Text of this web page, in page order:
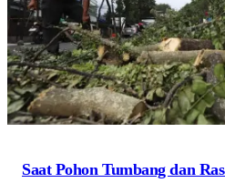
Saat Pohon Tumbang dan